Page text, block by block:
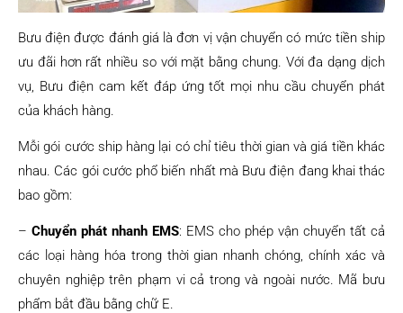
Bưu điện được đánh giá là đơn vị vận chuyển có mức tiền ship
ưu đãi hơn rất nhiều so với mặt bằng chung. Với đa dạng dịch
vụ, Bưu điện cam kết đáp ứng tốt mọi nhu cầu chuyển phát
của khách hàng.
Mỗi gói cước ship hàng lại có chỉ tiêu thời gian và giá tiền khác
nhau. Các gói cước phổ biến nhất mà Bưu điện đang khai thác
bao gồm:
– Chuyển phát nhanh EMS: EMS cho phép vận chuyển tất cả
các loại hàng hóa trong thời gian nhanh chóng, chính xác và
chuyên nghiệp trên phạm vi cả trong và ngoài nước. Mã bưu
phẩm bắt đầu bằng chữ E.